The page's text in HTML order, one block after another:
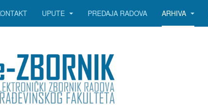
UPUTE PREDAJA RADOVA ARHIVA